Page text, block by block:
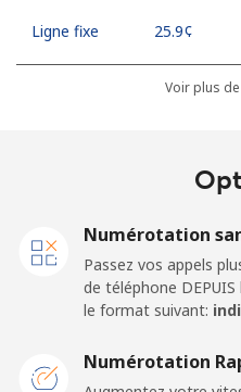
Ligne fixe ⁦25.9¢⁩
⁦48.5¢⁩
Mobile
American Samoa
Ligne fixe ⁦19.5¢⁩
Voir plus
Numérotation
Passez vos appels
de téléphone
le format suivant:
Numérotation